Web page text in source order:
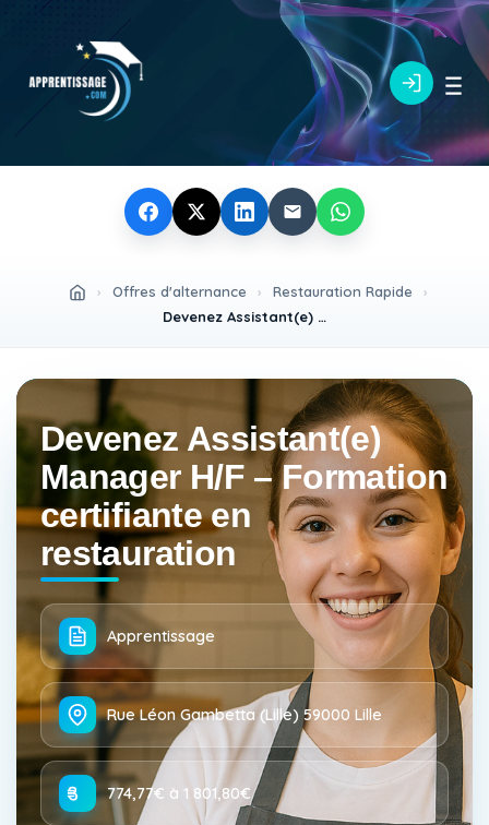
› Offres d'alternance › Restauration Rapide
›
Devenez Assistant(e) Manager H/F – Formation certifiante en restauration
Devenez Assistant(e)
Manager H/F – Formation
certifiante en
restauration
Apprentissage
Rue Léon Gambetta (Lille) 59000 Lille
774,77€ à 1 801,80€